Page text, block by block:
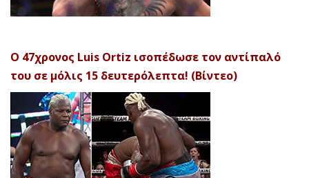
Ο 47χρονος Luis Ortiz ισοπέδωσε τον αντίπαλό
του σε μόλις 15 δευτερόλεπτα! (Βίντεο)